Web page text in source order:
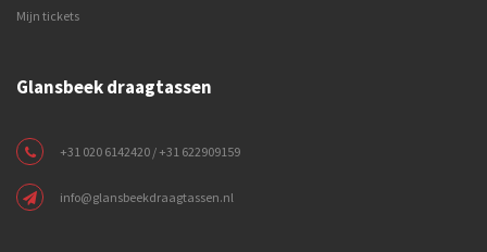
Mijn tickets
Glansbeek draagtassen
+31 020 6142420 / +31 622909159
info@glansbeekdraagtassen.nl